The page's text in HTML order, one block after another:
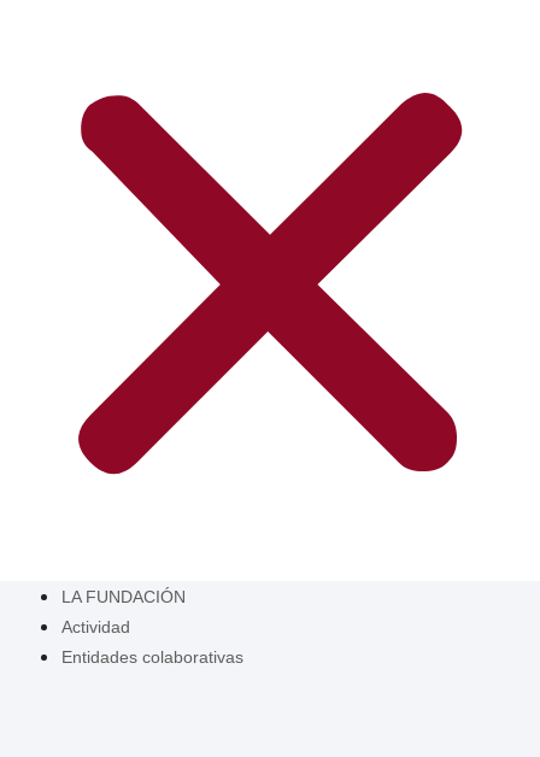
LA FUNDACIÓN
Actividad
Entidades colaborativas